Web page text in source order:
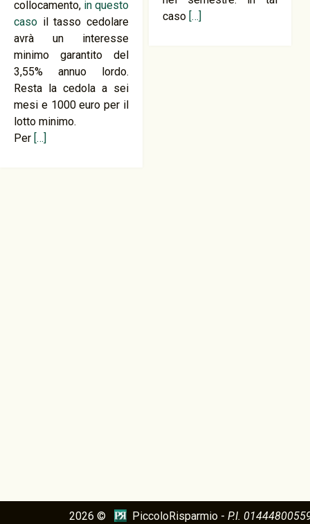
collocamento, in questo
caso il tasso cedolare
avrà un interesse
minimo garantito del
3,55% annuo lordo.
Resta la cedola a sei
mesi e 1000 euro per il
lotto minimo.
Per […]
caso […]
2026 © PiccoloRisparmio - P.I.